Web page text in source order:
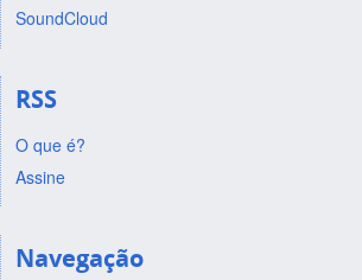
SoundCloud
RSS
O que é?
Assine
Navegação